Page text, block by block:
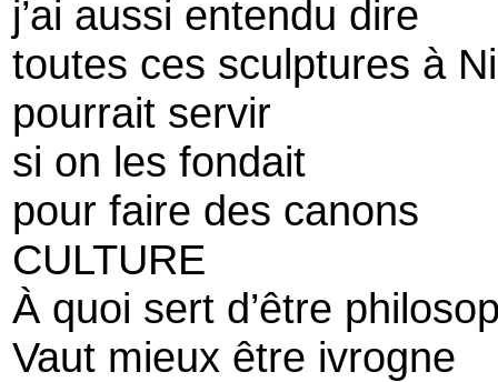
j’ai aussi entendu dire
toutes ces sculptures à
pourrait servir
si on les fondait
pour faire des canons
CULTURE
À quoi sert d’être
Vaut mieux être ivrogne